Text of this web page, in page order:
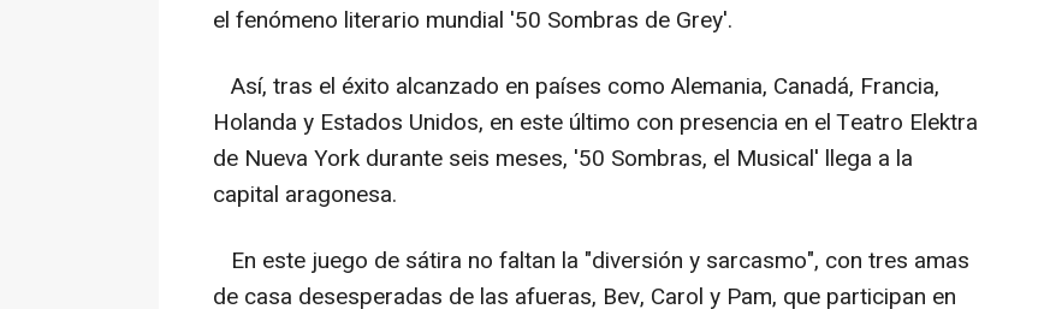
el fenómeno literario mundial '50 Sombras de Grey'.
Así, tras el éxito alcanzado en países como Alemania, Canadá, Francia,
Holanda y Estados Unidos, en este último con presencia en el Teatro Elektra
de Nueva York durante seis meses, '50 Sombras, el Musical' llega a la
capital aragonesa.
En este juego de sátira no faltan la "diversión y sarcasmo", con tres amas
de casa desesperadas de las afueras, Bev, Carol y Pam, que participan en